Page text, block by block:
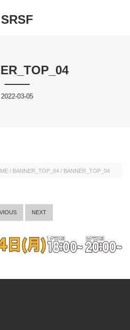
SRSF
2022-03-05
/ BANNER_TOP_04 / BANNER_TOP_04
NEXT